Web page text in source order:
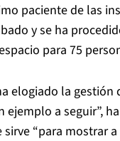
paciente de las
y se ha
para 75
elogiado la gestión
ejemplo a seguir”,
“para mostrar